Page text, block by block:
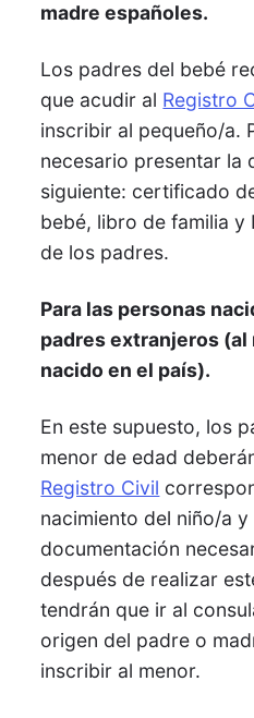
madre españoles.
Los padres del bebé
que acudir al Registro
inscribir al pequeño/a.
necesario presentar la
siguiente: certificado
bebé, libro de familia y
de los padres.
Para las personas
padres extranjeros
nacido en el país).
En este supuesto, los
menor de edad
Registro Civil
nacimiento del niño/a
documentación
después de realizar
tendrán que ir al
origen del padre o
inscribir al menor.